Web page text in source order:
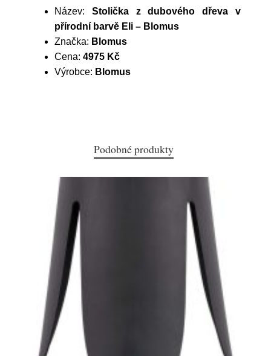
Název: Stolička z dubového dřeva v
přírodní barvě Eli – Blomus
Značka: Blomus
Cena: 4975 Kč
Výrobce: Blomus
Podobné produkty